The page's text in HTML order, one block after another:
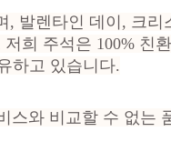
발렌타인 데이, 크리
저희 주석은 100% 친
하고 있습니다.
스와 비교할 수 없는